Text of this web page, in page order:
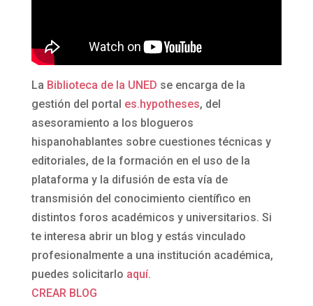
La Biblioteca de la UNED se encarga de la
gestión del portal es.hypotheses, del
asesoramiento a los blogueros
hispanohablantes sobre cuestiones técnicas y
editoriales, de la formación en el uso de la
plataforma y la difusión de esta vía de
transmisión del conocimiento científico en
distintos foros académicos y universitarios. Si
te interesa abrir un blog y estás vinculado
profesionalmente a una institución académica,
puedes solicitarlo aquí.
CREAR BLOG